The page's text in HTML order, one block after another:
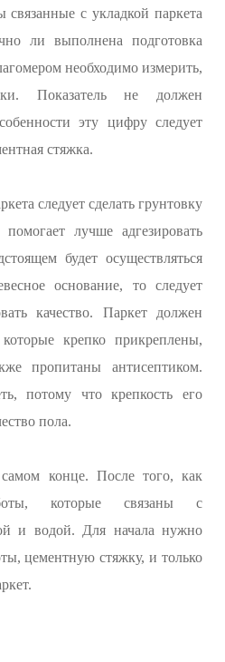
связанные с укладкой паркета
ли выполнена подготовка
необходимо измерить,
Показатель не должен
эту цифру следует
стяжка.
следует сделать грунтовку
лучше адгезировать
будет осуществляться
основание, то следует
качество. Паркет должен
крепко прикреплены,
пропитаны антисептиком.
потому что крепкость его
пола.
конце. После того, как
которые связаны с
и водой. Для начала нужно
цементную стяжку, и только